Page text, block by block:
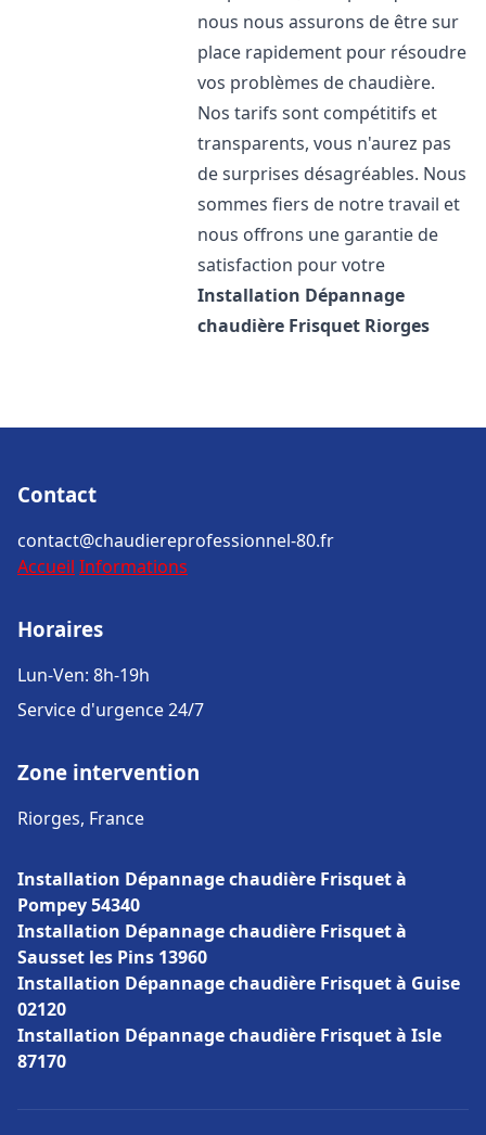
nous nous assurons de être sur
place rapidement pour résoudre
vos problèmes de chaudière.
Nos tarifs sont compétitifs et
transparents, vous n'aurez pas
de surprises désagréables. Nous
sommes fiers de notre travail et
nous offrons une garantie de
satisfaction pour votre
Installation Dépannage
chaudière Frisquet Riorges
Contact
contact@chaudiereprofessionnel-80.fr
Accueil Informations
Horaires
Lun-Ven: 8h-19h
Service d'urgence 24/7
Zone intervention
Riorges, France
Installation Dépannage chaudière Frisquet à
Pompey 54340
Installation Dépannage chaudière Frisquet à
Sausset les Pins 13960
Installation Dépannage chaudière Frisquet à Guise
02120
Installation Dépannage chaudière Frisquet à Isle
87170